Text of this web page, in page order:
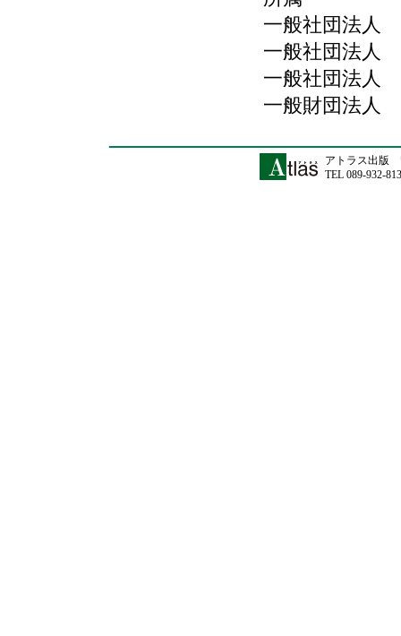
一般社団法人
一般社団法人
一般社団法人
一般財団法人
アトラス出版
TEL 089-932-